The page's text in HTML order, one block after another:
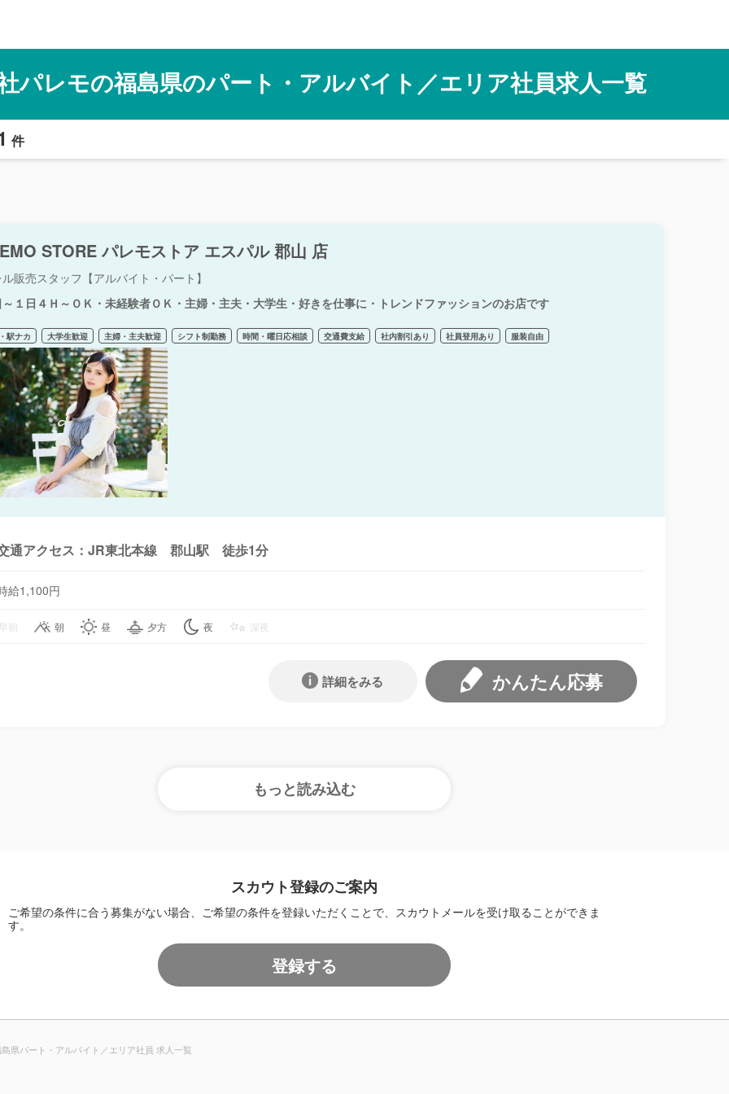
パレモの福島県のパート・アルバイト／エリア社員求人一覧
件
STORE パレモストア エスパル 郡山 店
販売スタッフ【アルバイト・パート】
１日４Ｈ～ＯＫ・未経験者ＯＫ・主婦・主夫・大学生・好きを仕事に・トレンドファッションのお店です
駅ナカ 大学生歓迎 主婦・主夫歓迎 シフト制勤務 時間・曜日応相談 交通費支給 社内割引あり 社員登用あり 服装自由
通アクセス：JR東北本線 郡山駅 徒歩1分
給1,100円
朝 朝 昼 夕方 夜 深夜
かんたん応募
詳細をみる
スカウト登録のご案内
ご希望の条件に合う募集がない場合、ご希望の条件を登録いただくことで、スカウトメールを受け取ることができま
す。
登録する
県パート・アルバイト／エリア社員 求人一覧